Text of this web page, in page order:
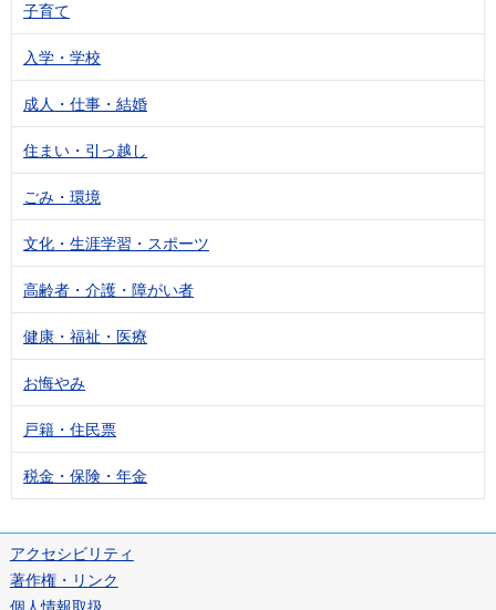
子育て
入学・学校
成人・仕事・結婚
住まい・引っ越し
ごみ・環境
文化・生涯学習・スポーツ
高齢者・介護・障がい者
健康・福祉・医療
お悔やみ
戸籍・住民票
税金・保険・年金
アクセシビリティ
著作権・リンク
個人情報取扱